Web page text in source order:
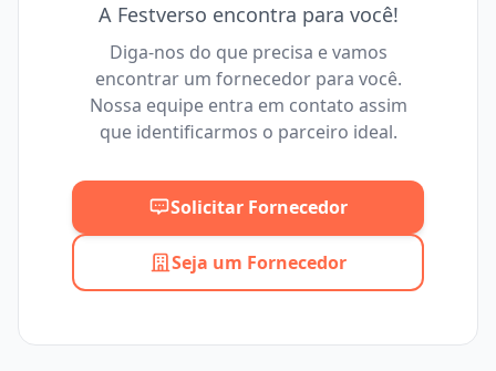
Máximo
A Festverso encontra para você!
Diga-nos do que precisa e vamos
encontrar um fornecedor para você.
Nossa equipe entra em contato assim
que identificarmos o parceiro ideal.
Solicitar Fornecedor
Seja um Fornecedor